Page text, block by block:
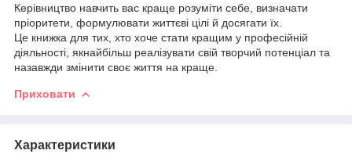
Керівництво навчить вас краще розуміти себе, визначати
пріоритети, формулювати життєві цілі й досягати їх.
Це книжка для тих, хто хоче стати кращим у професійній
діяльності, якнайбільш реалізувати свій творчий потенціал та
назавжди змінити своє життя на краще.
Приховати
Характеристики